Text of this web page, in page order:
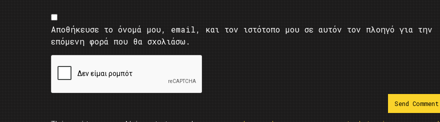
Αποθήκευσε το όνομά μου, email, και τον ιστότοπο μου σε αυτόν τον πλοηγό για την
επόμενη φορά που θα σχολιάσω.